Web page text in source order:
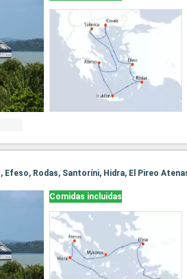
Efeso, Rodas, Santoríni, Hidra, El Pireo
Comidas incluidas